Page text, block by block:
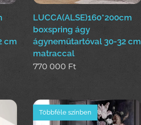
cm
LUCCA(ALSE)160*200cm
boxspring ágy
ágyneműtartóval 30-32 cm
matraccal
770 000 Ft
Többféle színben